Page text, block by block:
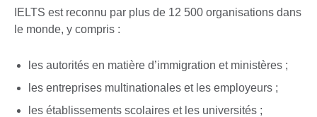
IELTS est reconnu par plus de 12 500 organisations dans
le monde, y compris :
les autorités en matière d’immigration et ministères ;
les entreprises multinationales et les employeurs ;
les établissements scolaires et les universités ;